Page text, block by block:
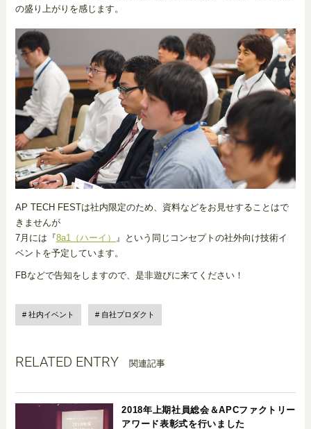
の盛り上がりを感じます。
AP TECH FESTは社内限定のため、資料などをお見せすることはで
きませんが
7月には『8a1（ハーイ） 』という同じコンセプトの社外向け技術イ
ベントを予定しています。
FBなどで告知をしますので、是非遊びに来てください！
社内イベント 自社プロダクト
RELATED ENTRY 関連記事
2018年上期社員総会＆APCファクトリー
アワード表彰式を行いました